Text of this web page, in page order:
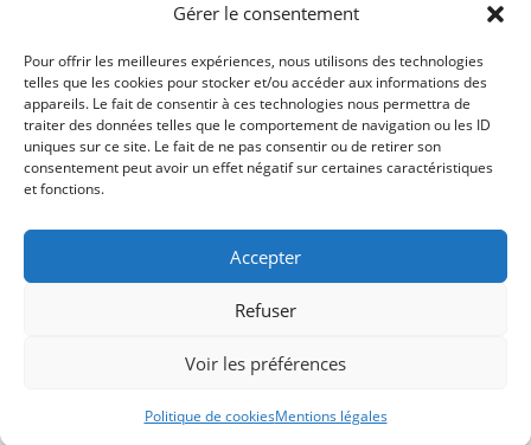
Gérer le consentement
Pour offrir les meilleures expériences, nous utilisons des technologies
telles que les cookies pour stocker et/ou accéder aux informations des
appareils. Le fait de consentir à ces technologies nous permettra de
traiter des données telles que le comportement de navigation ou les ID
uniques sur ce site. Le fait de ne pas consentir ou de retirer son
consentement peut avoir un effet négatif sur certaines caractéristiques
et fonctions.
Accepter
Refuser
Voir les préférences
Politique de cookiesMentions légales
Taïso ou Gymnastique douce
Ceintures noires formées à l’ASPTT
Comité du Finistère de Judo
Ligue de Bretagne de Judo